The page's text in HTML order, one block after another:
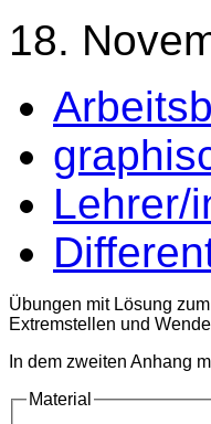
18.
Lehrer/
Übungen mit Lösung
Extremstellen und
In dem zweiten Anhang
Material